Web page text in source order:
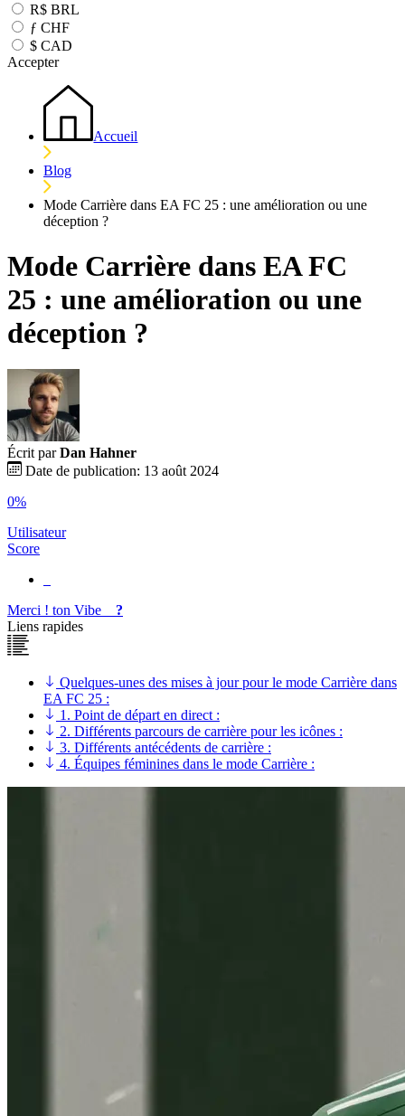
R$ BRL
ƒ CHF
$ CAD
Accepter
Accueil
Blog
Mode Carrière dans EA FC 25 : une amélioration ou une
déception ?
Mode Carrière dans EA FC
25 : une amélioration ou une
déception ?
Écrit par Dan Hahner
Date de publication: 13 août 2024
0%
Utilisateur
Score
Merci ! ton Vibe
?
Liens rapides
Quelques-unes des mises à jour pour le mode Carrière dans
EA FC 25 :
1. Point de départ en direct :
2. Différents parcours de carrière pour les icônes :
3. Différents antécédents de carrière :
4. Équipes féminines dans le mode Carrière :